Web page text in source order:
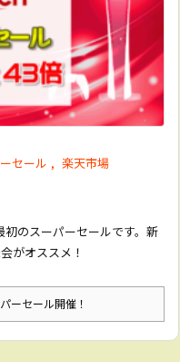
セール , 楽天市場
のスーパーセールです。新
がオススメ！
ーセール開催！